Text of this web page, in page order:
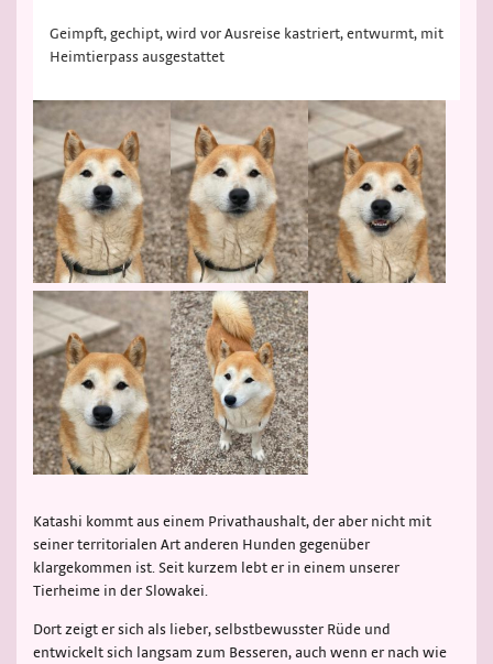
Geimpft, gechipt, wird vor Ausreise kastriert, entwurmt, mit
Heimtierpass ausgestattet
Katashi kommt aus einem Privathaushalt, der aber nicht mit
seiner territorialen Art anderen Hunden gegenüber
klargekommen ist. Seit kurzem lebt er in einem unserer
Tierheime in der Slowakei.
Dort zeigt er sich als lieber, selbstbewusster Rüde und
entwickelt sich langsam zum Besseren, auch wenn er nach wie